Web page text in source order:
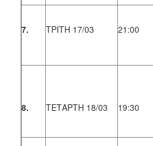
7. ΤΡΙΤΗ 17/03 21:00
8. ΤΕΤΑΡΤΗ 18/03 19:30